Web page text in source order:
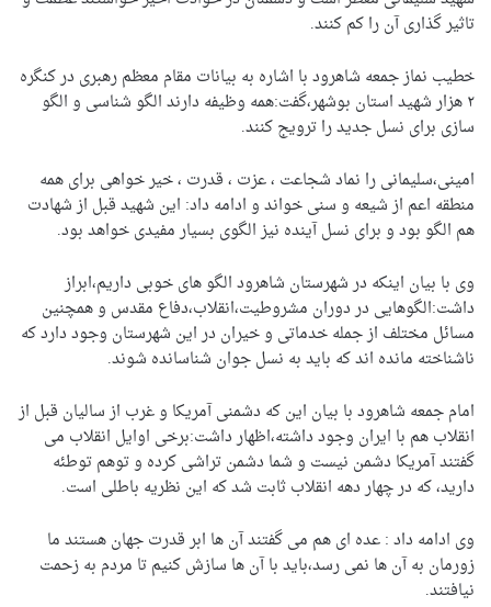
تاثیر گذاری آن را کم کنند.
خطیب نماز جمعه شاهرود با اشاره به بیانات مقام معظم رهبری در کنگره
۲ هزار شهید استان بوشهر،گفت:همه وظیفه دارند الگو شناسی و الگو
سازی برای نسل جدید را ترویج کنند.
امینی،سلیمانی را نماد شجاعت ، عزت ، قدرت ، خیر خواهی برای همه
منطقه اعم از شیعه و سنی خواند و ادامه داد: این شهید قبل از شهادت
هم الگو بود و برای نسل آینده نیز الگوی بسیار مفیدی خواهد بود.
وی با بیان اینکه در شهرستان شاهرود الگو های خوبی داریم،ابراز
داشت:الگوهایی در دوران مشروطیت،انقلاب،دفاع مقدس و همچنین
مسائل مختلف از جمله خدماتی و خیران در این شهرستان وجود دارد که
ناشناخته مانده اند که باید به نسل جوان شناسانده شوند.
امام جمعه شاهرود با بیان این که دشمنی آمریکا و غرب از سالیان قبل از
انقلاب هم با ایران وجود داشته،اظهار داشت:برخی اوایل انقلاب می
گفتند آمریکا دشمن نیست و شما دشمن تراشی کرده و توهم توطئه
دارید، که در چهار دهه انقلاب ثابت شد که این نظریه باطلی است.
وی ادامه داد : عده ای هم می گفتند آن ها ابر قدرت جهان هستند ما
زورمان به آن ها نمی رسد،باید با آن ها سازش کنیم تا مردم به زحمت
نیافتند.